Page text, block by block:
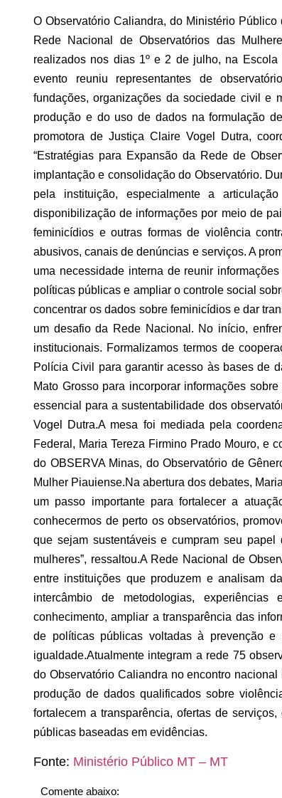
O Observatório Caliandra, do Ministério
Rede Nacional de Observatórios das
realizados nos dias 1º e 2 de julho, na
evento reuniu representantes de
fundações, organizações da sociedade civil e
produção e do uso de dados na formulação
promotora de Justiça Claire Vogel Dutra,
“Estratégias para Expansão da Rede de
implantação e consolidação do Observatório.
pela instituição, especialmente a
disponibilização de informações por meio de
feminicídios e outras formas de violência
abusivos, canais de denúncias e serviços. A
uma necessidade interna de reunir
políticas públicas e ampliar o controle social
concentrar os dados sobre feminicídios e dar
um desafio da Rede Nacional. No início,
institucionais. Formalizamos termos de
Polícia Civil para garantir acesso às bases de
Mato Grosso para incorporar informações
essencial para a sustentabilidade dos
Vogel Dutra.A mesa foi mediada pela
Federal, Maria Tereza Firmino Prado Mouro, e
do OBSERVA Minas, do Observatório de
Mulher Piauiense.Na abertura dos debates,
um passo importante para fortalecer a
conhecermos de perto os observatórios,
que sejam sustentáveis e cumpram seu
mulheres”, ressaltou.A Rede Nacional de
entre instituições que produzem e analisam
intercâmbio de metodologias,
conhecimento, ampliar a transparência das
de políticas públicas voltadas à prevenção
igualdade.Atualmente integram a rede 75
do Observatório Caliandra no encontro
produção de dados qualificados sobre
fortalecem a transparência, ofertas de
públicas baseadas em evidências.
Fonte: Ministério Público MT – MT
Comente abaixo: